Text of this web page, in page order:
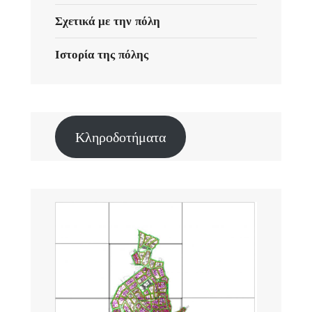
Σχετικά με την πόλη
Ιστορία της πόλης
Κληροδοτήματα